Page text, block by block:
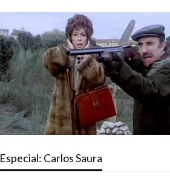
Especial: Carlos Saura